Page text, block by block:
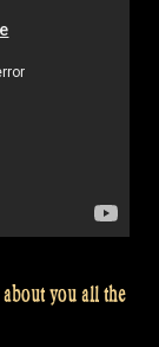
you all the